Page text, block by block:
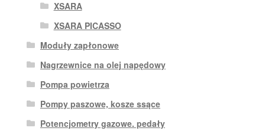
XSARA
XSARA PICASSO
Moduły zapłonowe
Nagrzewnice na olej napędowy
Pompa powietrza
Pompy paszowe, kosze ssące
Potencjometry gazowe. pedały